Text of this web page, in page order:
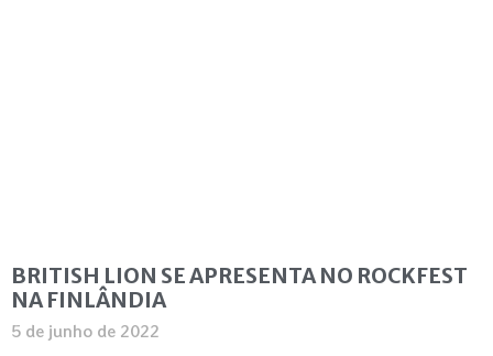
BRITISH LION SE APRESENTA NO ROCKFEST
NA FINLÂNDIA
5 de junho de 2022